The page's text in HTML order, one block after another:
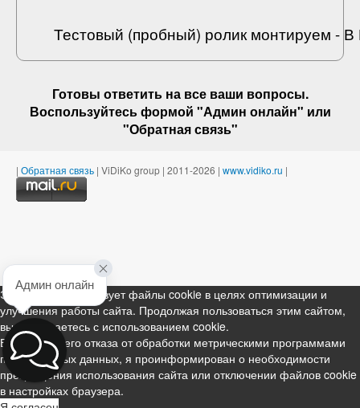
Тестовый (пробный) ролик монтируем -
Готовы ответить на все ваши вопросы.
Воспользуйтесь формой "Админ онлайн" или
"Обратная связь"
| Обратная связь | ViDiKo group | 2011-2026 | www.vidiko.ru |
Этот ресурс использует файлы cookie в целях оптимизации и
улучшения работы сайта. Продолжая пользоваться этим сайтом,
вы соглашаетесь с использованием cookie.
В случае моего отказа от обработки метрическими программами
персональных данных, я проинформирован о необходимости
прекращения использования сайта или отключении файлов cookie
в настройках браузера.
Админ онлайн